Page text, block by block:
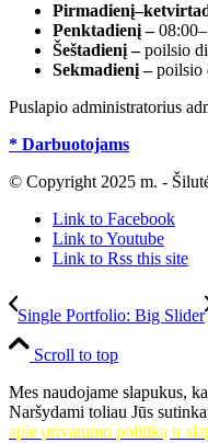
Penktadienį –
Šeštadienį –poilsio
Sekmadienį –poilsio
Puslapio administratorius
* Darbuotojams
© Copyright 2025 m. -
Link to Facebook
Link to Youtube
Link to Rss this site
Single Portfolio: Big Slider
Scroll to top
Mes naudojame slapukus,
Naršydami toliau Jūs
apie privatumo politiką ir